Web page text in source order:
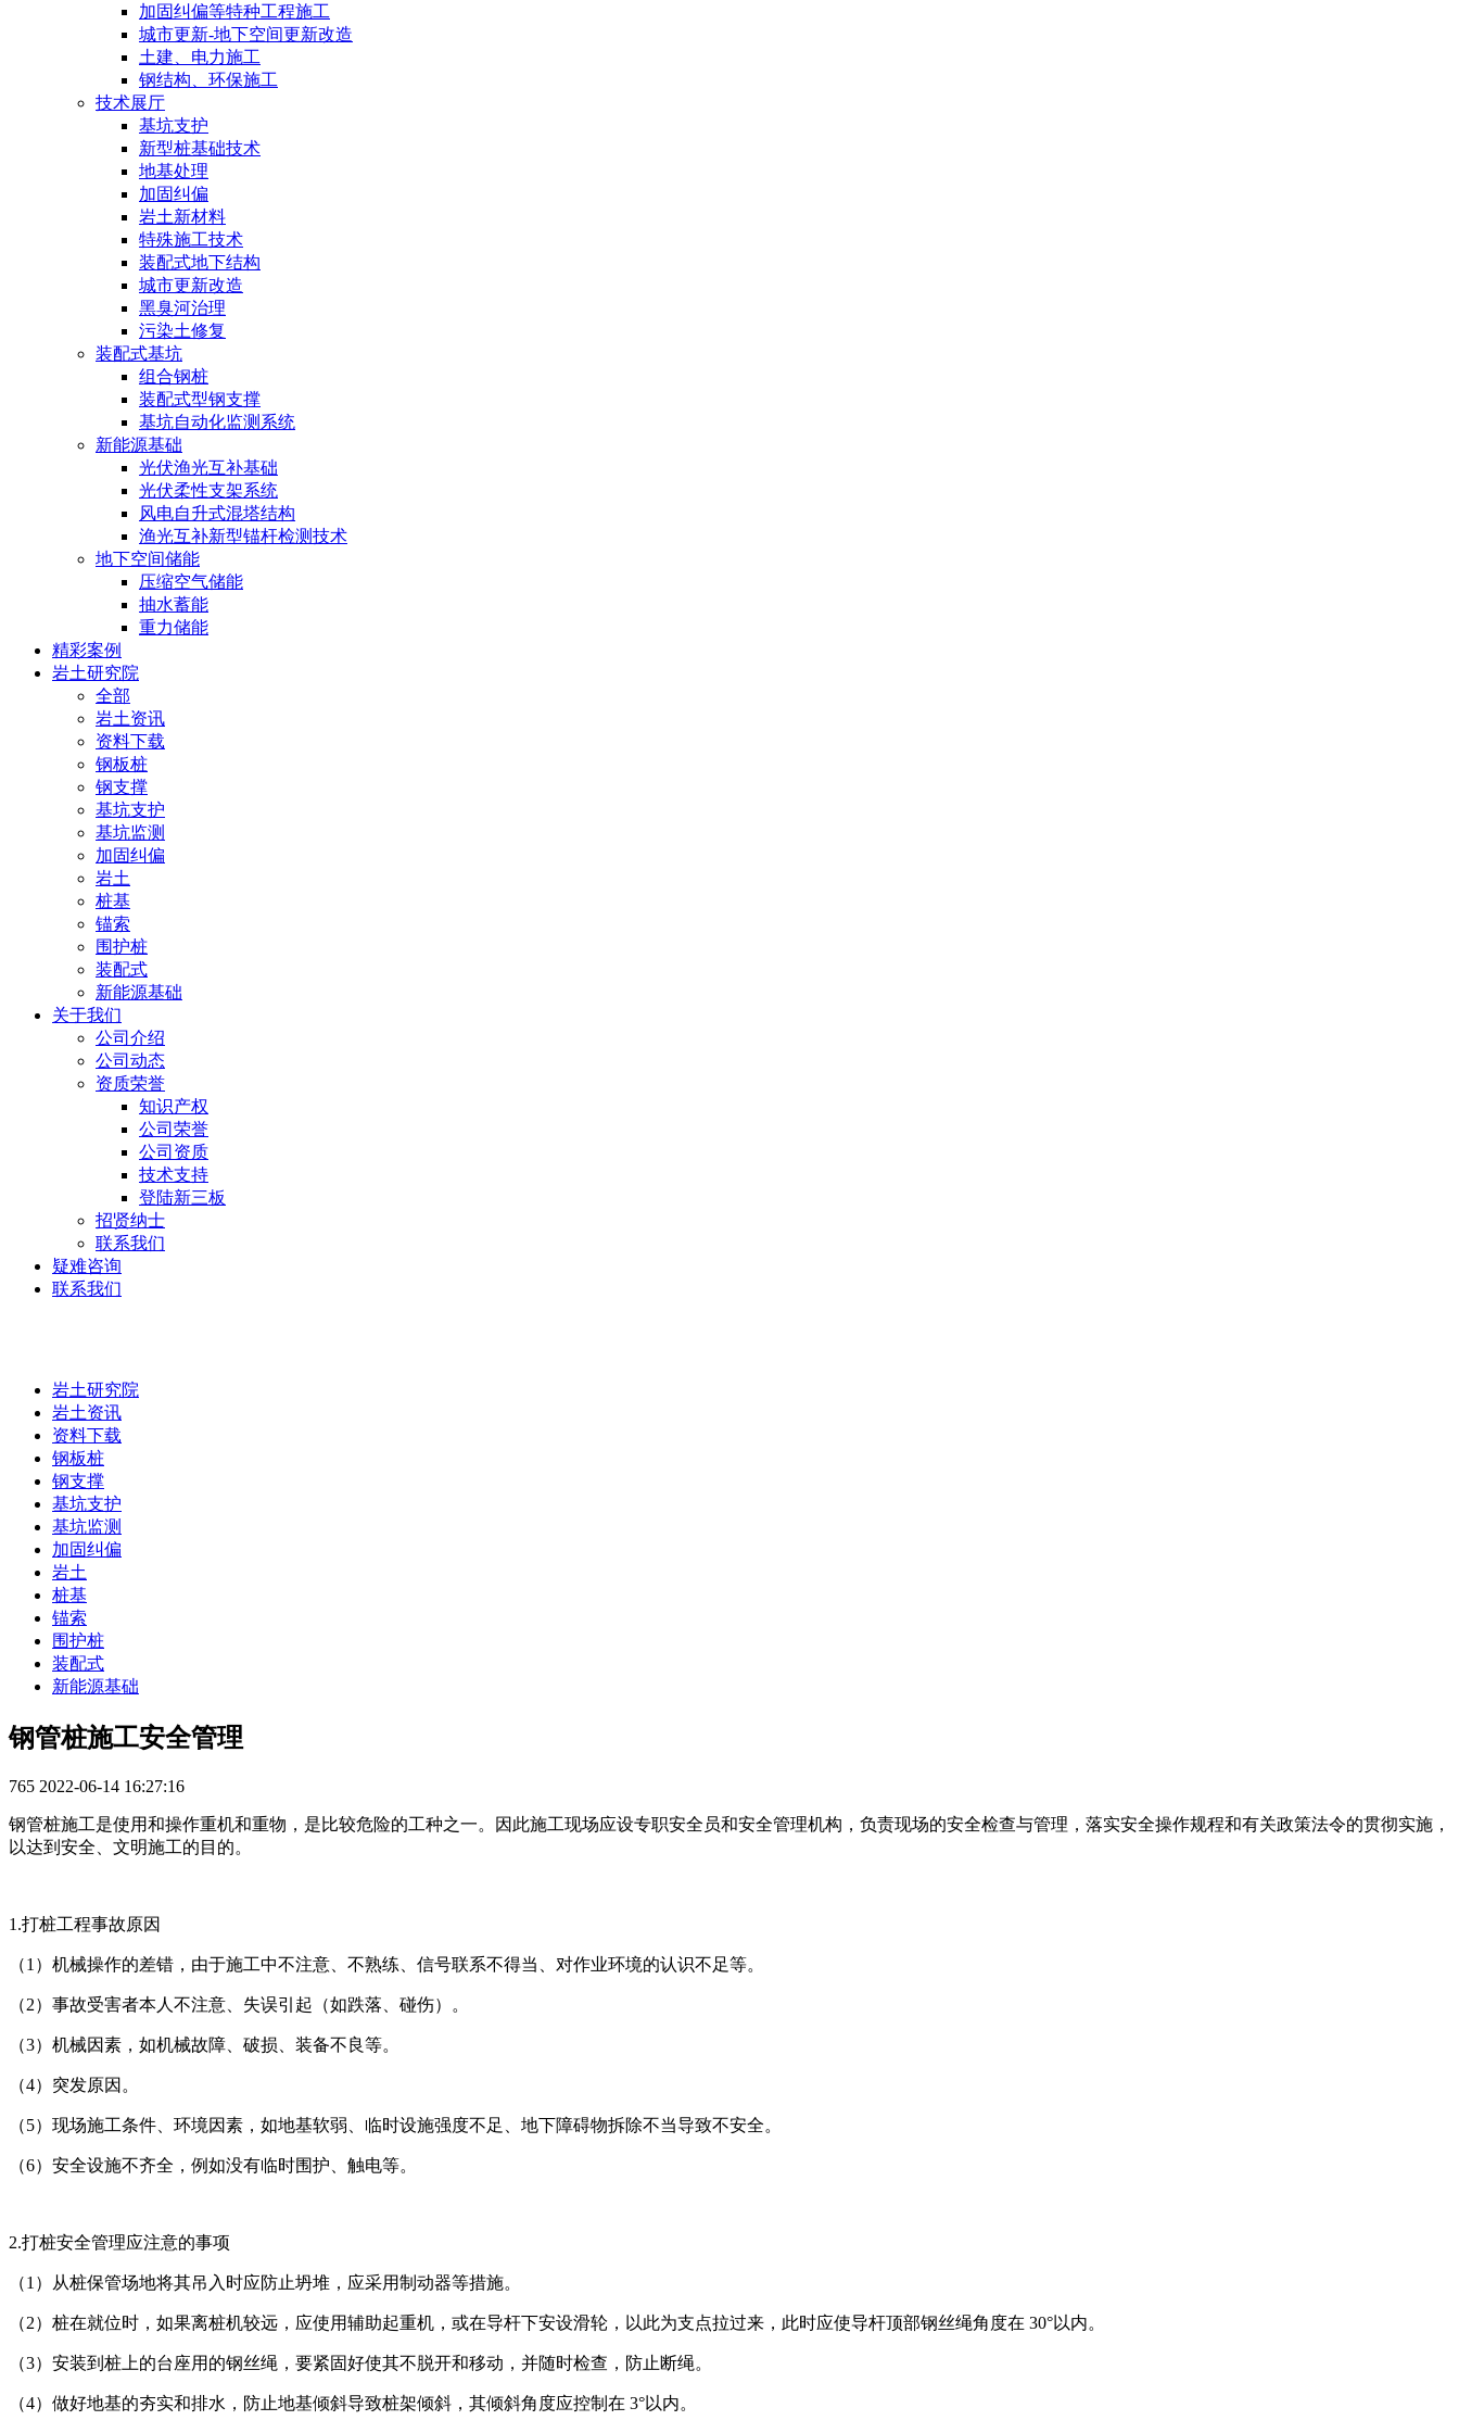
加固纠偏等特种工程施工
城市更新-地下空间更新改造
土建、电力施工
钢结构、环保施工
技术展厅
基坑支护
新型桩基础技术
地基处理
加固纠偏
岩土新材料
特殊施工技术
装配式地下结构
城市更新改造
黑臭河治理
污染土修复
装配式基坑
组合钢桩
装配式型钢支撑
基坑自动化监测系统
新能源基础
光伏渔光互补基础
光伏柔性支架系统
风电自升式混塔结构
渔光互补新型锚杆检测技术
地下空间储能
压缩空气储能
抽水蓄能
重力储能
精彩案例
岩土研究院
全部
岩土资讯
资料下载
钢板桩
钢支撑
基坑支护
基坑监测
加固纠偏
岩土
桩基
锚索
围护桩
装配式
新能源基础
关于我们
公司介绍
公司动态
资质荣誉
知识产权
公司荣誉
公司资质
技术支持
登陆新三板
招贤纳士
联系我们
疑难咨询
联系我们
岩土研究院
岩土资讯
资料下载
钢板桩
钢支撑
基坑支护
基坑监测
加固纠偏
岩土
桩基
锚索
围护桩
装配式
新能源基础
钢管桩施工安全管理
765 2022-06-14 16:27:16
钢管桩施工是使用和操作重机和重物，是比较危险的工种之一。因此施工现场应设专职安全员和安全管理机构，负责现场的安全检查与管理，落实安全操作规程和有关政策法令的贯彻实施，
以达到安全、文明施工的目的。
1.打桩工程事故原因
（1）机械操作的差错，由于施工中不注意、不熟练、信号联系不得当、对作业环境的认识不足等。
（2）事故受害者本人不注意、失误引起（如跌落、碰伤）。
（3）机械因素，如机械故障、破损、装备不良等。
（4）突发原因。
（5）现场施工条件、环境因素，如地基软弱、临时设施强度不足、地下障碍物拆除不当导致不安全。
（6）安全设施不齐全，例如没有临时围护、触电等。
2.打桩安全管理应注意的事项
（1）从桩保管场地将其吊入时应防止坍堆，应采用制动器等措施。
（2）桩在就位时，如果离桩机较远，应使用辅助起重机，或在导杆下安设滑轮，以此为支点拉过来，此时应使导杆顶部钢丝绳角度在 30°以内。
（3）安装到桩上的台座用的钢丝绳，要紧固好使其不脱开和移动，并随时检查，防止断绳。
（4）做好地基的夯实和排水，防止地基倾斜导致桩架倾斜，其倾斜角度应控制在 3°以内。